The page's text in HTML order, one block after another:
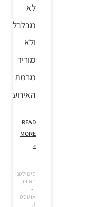
לא
מבלבל
ולא
מוריד
מרמת
האירוע.
READ
MORE
»
סימולטני
באוויר
אוגוסט